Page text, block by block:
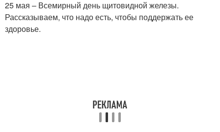
25 мая – Всемирный день щитовидной железы.
Рассказываем, что надо есть, чтобы поддержать ее
здоровье.